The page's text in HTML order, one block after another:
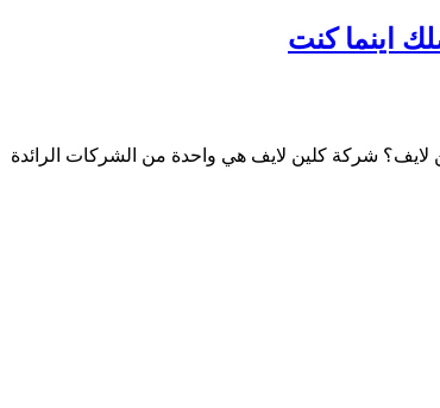
شركة كلين لايف هي واحدة من الشركات الرائدة